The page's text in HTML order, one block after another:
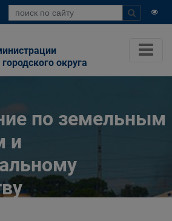
округа
по земельным
и